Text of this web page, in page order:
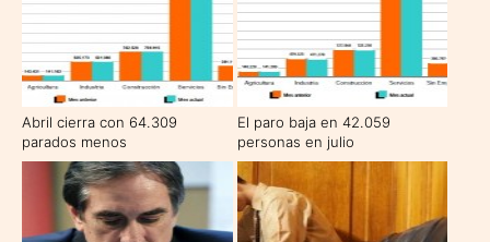
Abril cierra con 64.309
parados menos
El paro baja en 42.059
personas en julio